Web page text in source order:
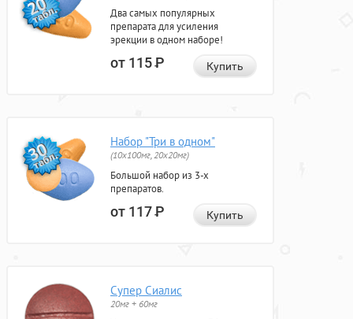
Два самых популярных
препарата для усиления
эрекции в одном наборе!
от 115Р Купить
Набор "Три в одном"
(10x100мг, 20x20мг)
Большой набор из 3-х
препаратов.
от 117Р Купить
Супер Сиалис
20мг + 60мг